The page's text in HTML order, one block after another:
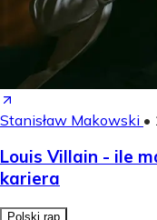
Stanisław Makowski •
Louis Villain - ile
kariera
Polski rap